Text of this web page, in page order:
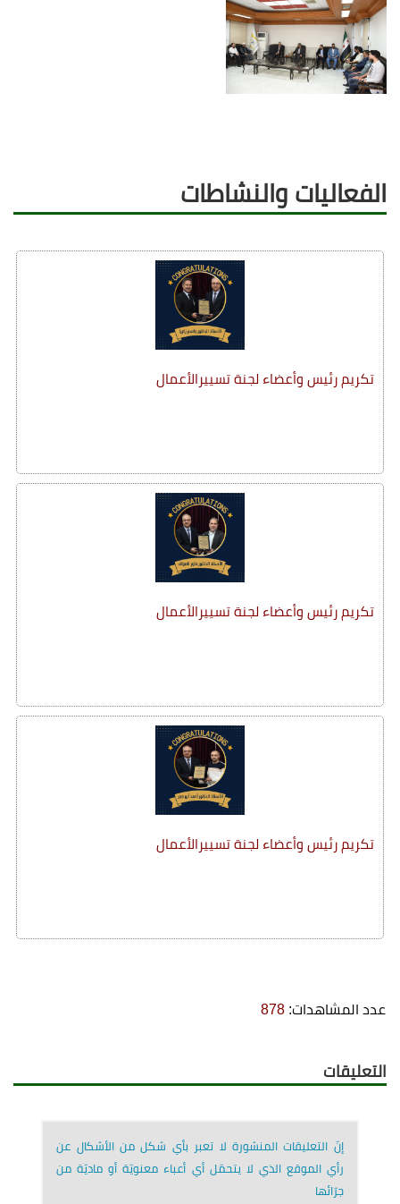
الفعاليات والنشاطات
تكريم رئيس وأعضاء لجنة تسييرالأعمال
تكريم رئيس وأعضاء لجنة تسييرالأعمال
تكريم رئيس وأعضاء لجنة تسييرالأعمال
عدد المشاهدات: 878
التعليقات
إنّ التعليقات المنشورة لا تعبر بأي شكل من الأشكال عن
رأي الموقع الذي لا يتحمّل أي أعباء معنويّة أو ماديّة من
جرّائها